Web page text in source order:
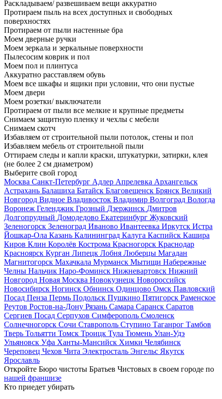
Раскладываем/ развешиваем вещи аккуратно
Протираем пыль на всех доступных и свободных
поверхностях
Протираем от пыли настенные бра
Моем дверные ручки
Моем зеркала и зеркальные поверхности
Пылесосим коврик и пол
Моем пол и плинтуса
Аккуратно расставляем обувь
Моем все шкафы и ящики при условии, что они пустые
Моем двери
Моем розетки/ выключатели
Протираем от пыли все мелкие и крупные предметы
Снимаем защитную пленку и чехлы с мебели
Снимаем скотч
Избавляем от строительной пыли потолок, стены и пол
Избавляем мебель от строительной пыли
Оттираем следы и капли краски, штукатурки, затирки, клея
(не более 2 см диаметром)
Выберите свой город
Москва Санкт-Петербург Адлер Апрелевка Архангельск
Астрахань Балашиха Батайск Благовещенск Брянск Великий
Новгород Видное Владивосток Владимир Волгоград Вологда
Воронеж Геленджик Грозный Дзержинск Дмитров
Долгопрудный Домодедово Екатеринбург Жуковский
Зеленогорск Зеленоград Иваново Ивантеевка Иркутск Истра
Йошкар-Ола Казань Калининград Калуга Каспийск Кашира
Киров Клин Королёв Кострома Красногорск Краснодар
Красноярск Курган Липецк Лобня Люберцы Магадан
Магнитогорск Махачкала Мурманск Мытищи Набережные
Челны Нальчик Наро-Фоминск Нижневартовск Нижний
Новгород Новая Москва Новокузнецк Новороссийск
Новосибирск Ногинск Обнинск Одинцово Омск Павловский
Посад Пенза Пермь Подольск Пушкино Пятигорск Раменское
Реутов Ростов-на-Дону Рязань Самара Саранск Саратов
Сергиев Посад Серпухов Симферополь Смоленск
Солнечногорск Сочи Ставрополь Ступино Таганрог Тамбов
Тверь Тольятти Томск Троицк Тула Тюмень Улан-Удэ
Ульяновск Уфа Ханты-Мансийск Химки Челябинск
Череповец Чехов Чита Электросталь Энгельс Якутск
Ярославль
Откройте Бюро чистоты Братьев Чистовых в своем городе по
нашей франшизе
Кто приедет убирать